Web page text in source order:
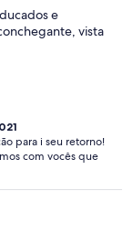
e
vista
para i seu retorno!
com vocês que